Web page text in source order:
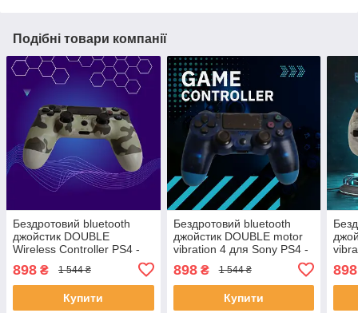
Подібні товари компанії
Бездротовий bluetooth
джойстик DOUBLE
Wireless Controller PS4 -
898 ₴ 1 544 ₴
Купити
Бездротовий bluetooth
джойстик DOUBLE motor
vibration 4 для Sony PS4 -
DS-2312-CBlue. Прозоро-
Синій
898₴ 1 544 ₴
Купити
898